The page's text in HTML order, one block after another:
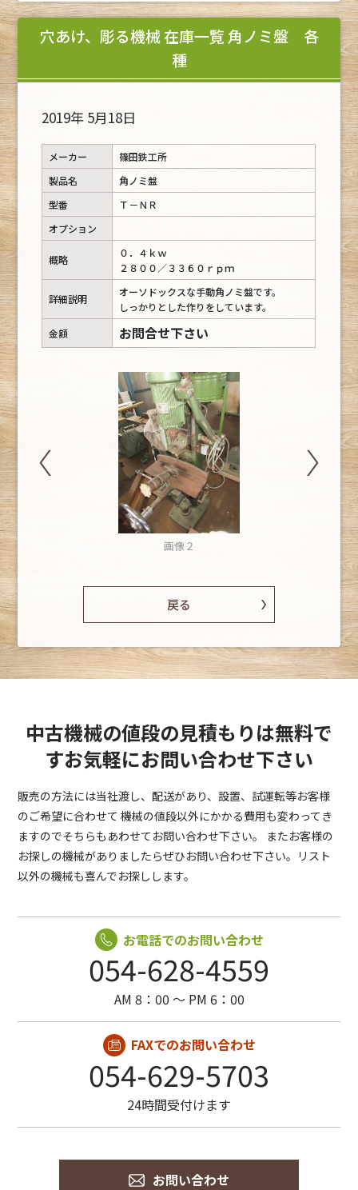
穴あけ、彫る機械 在庫一覧 角ノミ盤 各
種
2019年 5月18日
メーカー
篠田鉄工所
製品名
角ノミ盤
型番
Ｔ－ＮＲ
オプション
概略
０．４ｋｗ
２８００／３３６０ｒｐｍ
詳細説明
オーソドックスな手動角ノミ盤です。
しっかりとした作りをしています。
金額
お問合せ下さい
画像２
戻る
中古機械の値段の見積もりは無料で
すお気軽にお問い合わせ下さい
販売の方法には当社渡し、配送があり、設置、試運転等お客様
のご希望に合わせて 機械の値段以外にかかる費用も変わってき
ますのでそちらもあわせてお問い合わせ下さい。
またお客様の
お探しの機械がありましたらぜひお問い合わせ下さい。リスト
以外の機械も喜んでお探しします。
お電話でのお問い合わせ
054-628-4559
AM 8：00 〜 PM 6：00
FAXでのお問い合わせ
054-629-5703
24時間受付けます
お問い合わせ